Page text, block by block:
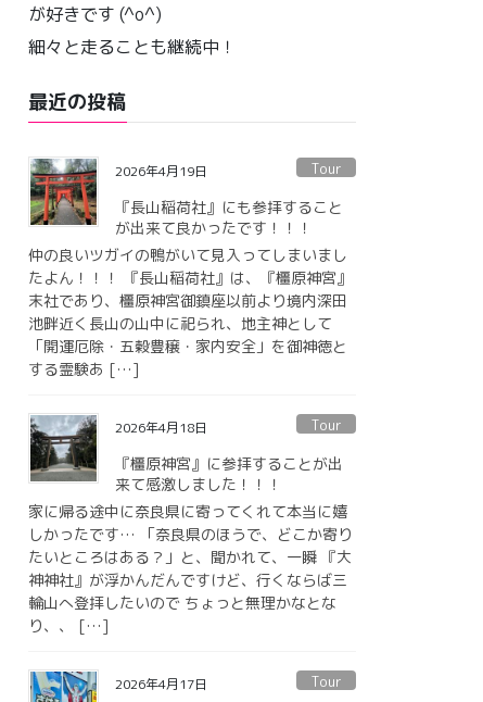
が好きです (^o^)
細々と走ることも継続中！
最近の投稿
2026年4月19日 Tour
『長山稲荷社』にも参拝すること
が出来て良かったです！！！
仲の良いツガイの鴨がいて見入ってしまいまし
たよん！！！ 『長山稲荷社』は、『橿原神宮』
末社であり、橿原神宮御鎮座以前より境内深田
池畔近く長山の山中に祀られ、地主神として
「開運厄除・五穀豊穣・家内安全」を御神徳と
する霊験あ […]
2026年4月18日 Tour
『橿原神宮』に参拝することが出
来て感激しました！！！
家に帰る途中に奈良県に寄ってくれて本当に嬉
しかったです… 「奈良県のほうで、どこか寄り
たいところはある？」と、聞かれて、一瞬 『大
神神社』が浮かんだんですけど、行くならば三
輪山へ登拝したいので ちょっと無理かなとな
り、、 […]
2026年4月17日 Tour